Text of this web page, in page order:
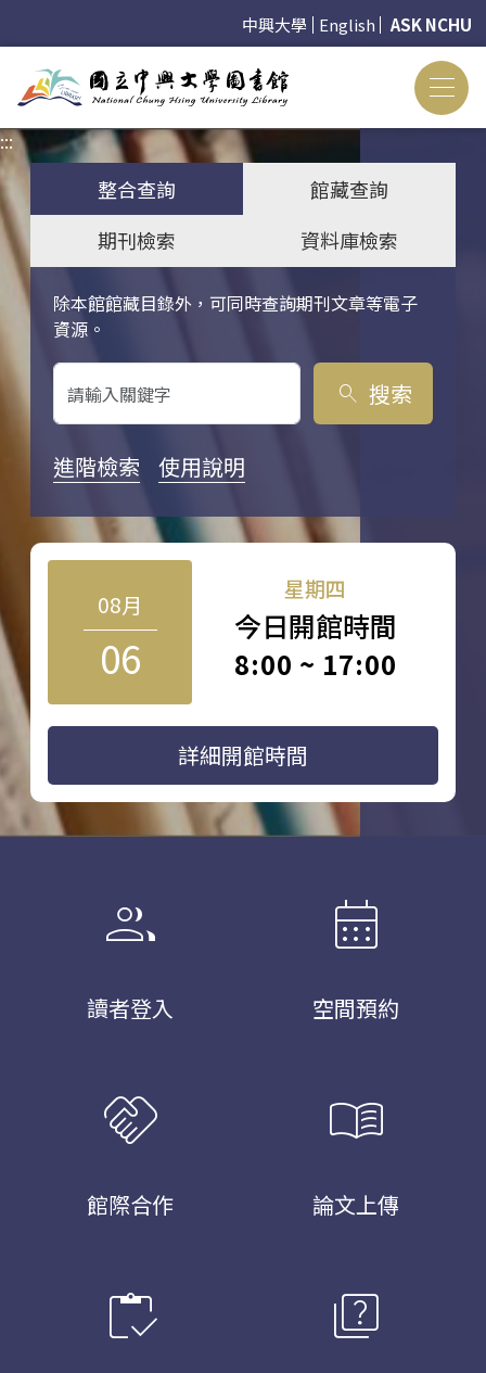
中興大學 English ASK NCHU
:::
整合查詢
館藏查詢
期刊檢索
資料庫檢索
除本館館藏目錄外，可同時查詢期刊文章等電子
資源。
關鍵字搜尋
search 搜索
進階檢索 使用說明
08月
06
星期四
今日開館時間
8:00 ~ 17:00
詳細開館時間
group
讀者登入
calendar_month
空間預約
handshake
館際合作
menu_book
論文上傳
inventory quiz